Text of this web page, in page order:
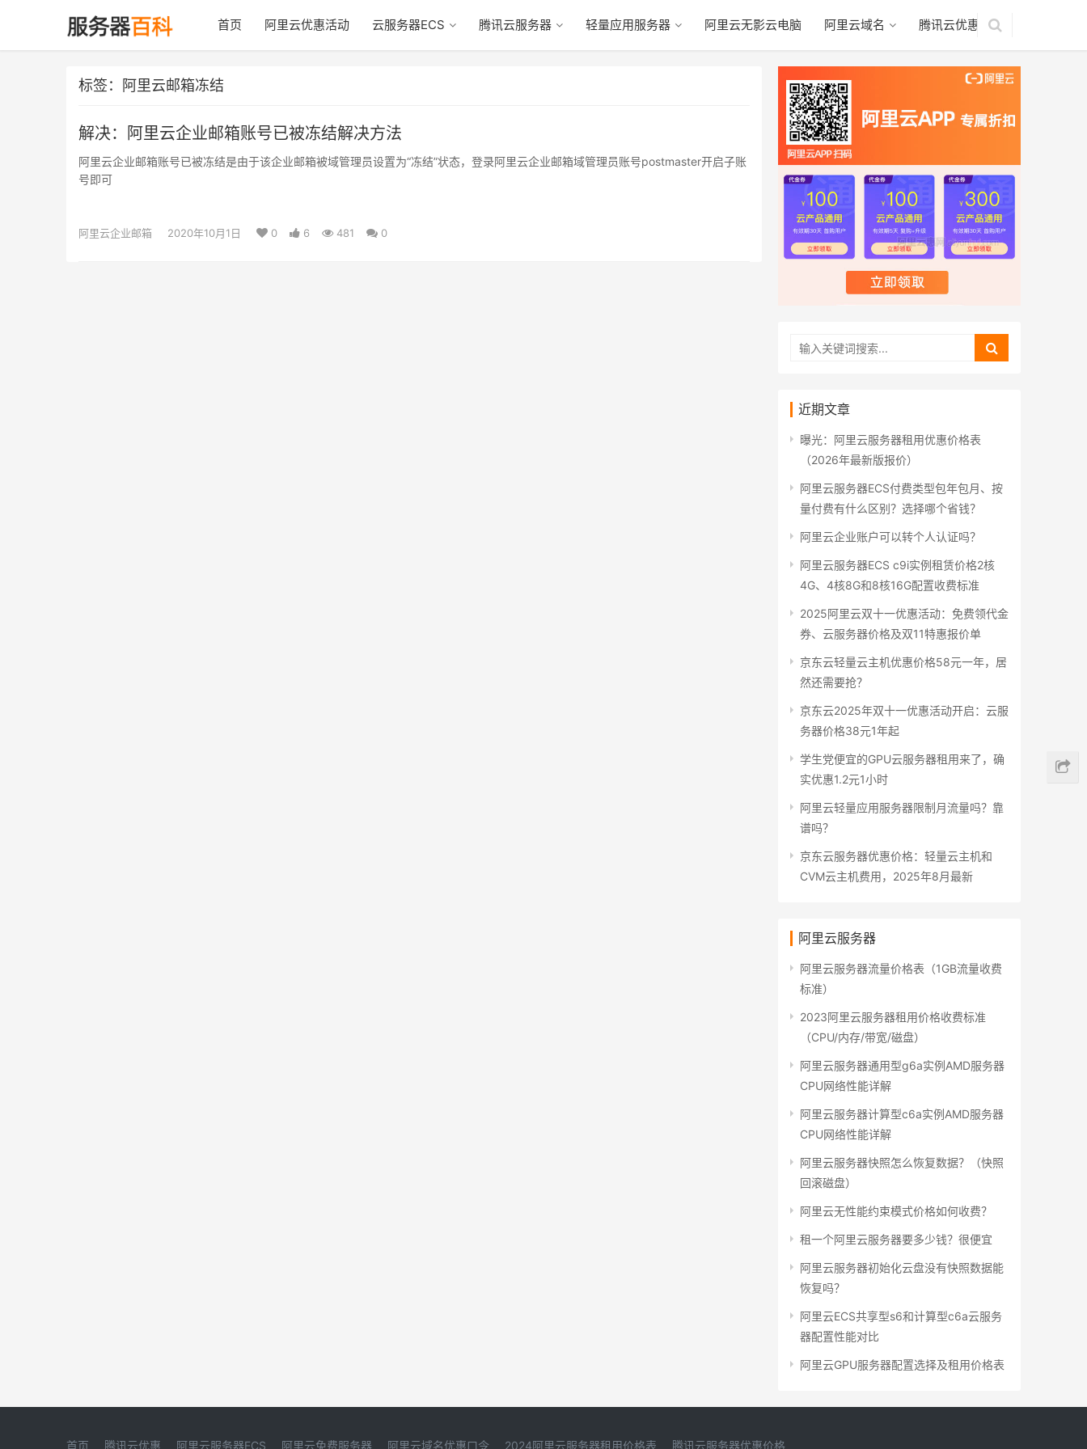
首页 阿里云优惠活动 云服务器ECS 腾讯云服务器 轻量应用服务器 阿里云无影云电脑 阿里云域名 腾讯云优惠
标签：阿里云邮箱冻结
解决：阿里云企业邮箱账号已被冻结解决方法
阿里云企业邮箱账号已被冻结是由于该企业邮箱被域管理员设置为“冻结”状态，登录阿里云企业邮箱域管理员账号postmaster开启子账
号即可
阿里云企业邮箱 2020年10月1日 0 6 481 0
近期文章
曝光：阿里云服务器租用优惠价格表
（2026年最新版报价）
阿里云服务器ECS付费类型包年包月、按
量付费有什么区别？选择哪个省钱？
阿里云企业账户可以转个人认证吗？
阿里云服务器ECS c9i实例租赁价格2核
4G、4核8G和8核16G配置收费标准
2025阿里云双十一优惠活动：免费领代金
券、云服务器价格及双11特惠报价单
京东云轻量云主机优惠价格58元一年，居
然还需要抢？
京东云2025年双十一优惠活动开启：云服
务器价格38元1年起
学生党便宜的GPU云服务器租用来了，确
实优惠1.2元1小时
阿里云轻量应用服务器限制月流量吗？靠
谱吗？
京东云服务器优惠价格：轻量云主机和
CVM云主机费用，2025年8月最新
阿里云服务器
阿里云服务器流量价格表（1GB流量收费
标准）
2023阿里云服务器租用价格收费标准
（CPU/内存/带宽/磁盘）
阿里云服务器通用型g6a实例AMD服务器
CPU网络性能详解
阿里云服务器计算型c6a实例AMD服务器
CPU网络性能详解
阿里云服务器快照怎么恢复数据？（快照
回滚磁盘）
阿里云无性能约束模式价格如何收费？
租一个阿里云服务器要多少钱？很便宜
阿里云服务器初始化云盘没有快照数据能
恢复吗？
阿里云ECS共享型s6和计算型c6a云服务
器配置性能对比
阿里云GPU服务器配置选择及租用价格表
首页 腾讯云优惠 阿里云服务器ECS 阿里云免费服务器 阿里云域名优惠口令 2024阿里云服务器租用价格表 腾讯云服务器优惠价格